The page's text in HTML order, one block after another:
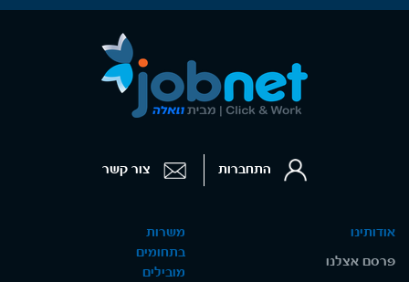
אודותינו
פרסם אצלנו
משרות
בתחומים
מובילים